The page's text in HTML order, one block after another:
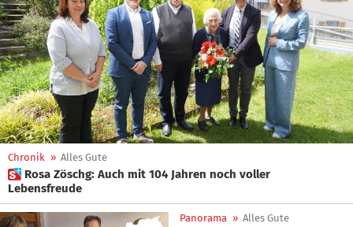
Chronik » Alles Gute
 Rosa Zöschg: Auch mit 104 Jahren noch voller
Lebensfreude
Panorama » Alles Gute